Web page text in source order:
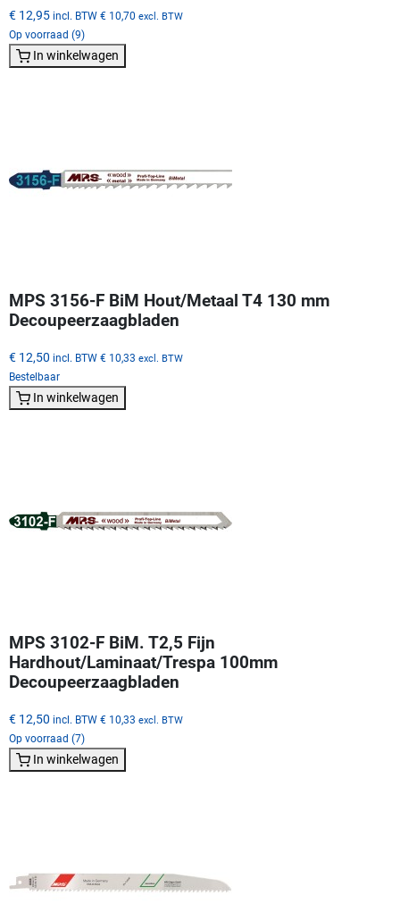
€ 12,95 incl. BTW € 10,70 excl. BTW
Op voorraad (9)
In winkelwagen
MPS 3156-F BiM Hout/Metaal T4 130 mm
Decoupeerzaagbladen
€ 12,50 incl. BTW € 10,33 excl. BTW
Bestelbaar
In winkelwagen
MPS 3102-F BiM. T2,5 Fijn
Hardhout/Laminaat/Trespa 100mm
Decoupeerzaagbladen
€ 12,50 incl. BTW € 10,33 excl. BTW
Op voorraad (7)
In winkelwagen